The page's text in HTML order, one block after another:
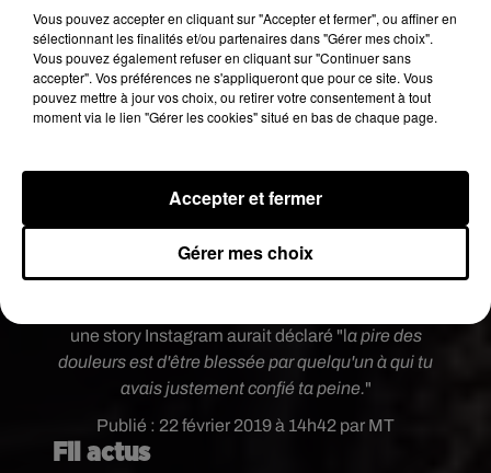
Publié : 22 février 2019 à 14h42 par MT
Voir cette publication sur Instagram
MY GIRLS�xa�xÈ
Une publication partagée parKylie(@kyliejenner) le
américain ne saute sur l’occasion de commenter
le moindre post mis sur les réseaux sociaux par la
Entertainment qui diffuse la téléréalité des
une story Instagram aurait déclaré "la pire des
douleurs est d'être blessée par quelqu'un à qui tu
avais justement confié ta peine."
Fil actus
Vous pouvez accepter en cliquant sur "Accepter et fermer", ou affiner en
sélectionnant les finalités et/ou partenaires dans "Gérer mes choix".
Vous pouvez également refuser en cliquant sur "Continuer sans
accepter". Vos préférences ne s'appliqueront que pour ce site. Vous
pouvez mettre à jour vos choix, ou retirer votre consentement à tout
moment via le lien "Gérer les cookies" situé en bas de chaque page.
Gérer mes choix
Accepter et fermer